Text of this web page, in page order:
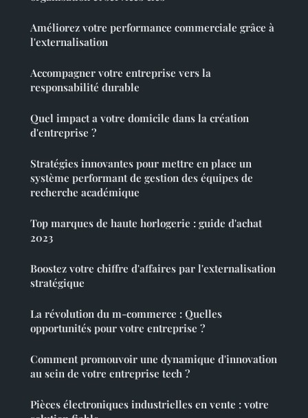
Améliorez votre performance commerciale grâce à
l'externalisation
Accompagner votre entreprise vers la
responsabilité durable
Quel impact a votre domicile dans la création
d'entreprise ?
Stratégies innovantes pour mettre en place un
système performant de gestion des équipes de
recherche académique
Top marques de haute horlogerie : guide d'achat
2023
Boostez votre chiffre d'affaires par l'externalisation
stratégique
La révolution du m-commerce : Quelles
opportunités pour votre entreprise ?
Comment promouvoir une dynamique d'innovation
au sein de votre entreprise tech ?
Pièces électroniques industrielles en vente : votre